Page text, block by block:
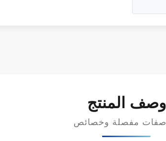
وصف المنتج
مفصلة وخصائص